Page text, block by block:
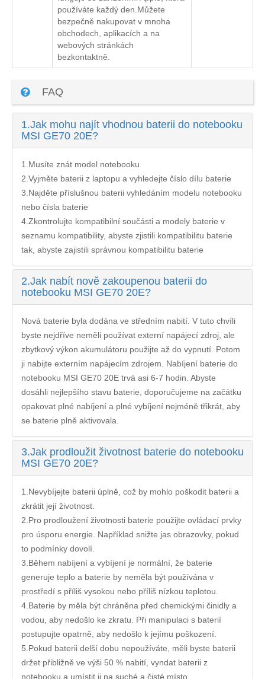
používáte každý den.Můžete
bezpečně nakupovat v mnoha
obchodech, aplikacích a na
webových stránkách
bezkontaktně.
FAQ
1.Jak mohu najít vhodnou baterii do notebooku
MSI GE70 20E?
1.Musíte znát model notebooku
2.Vyjměte baterii z laptopu a vyhledejte číslo dílu baterie
3.Najděte příslušnou baterii vyhledáním modelu notebooku
nebo čísla baterie
4.Zkontrolujte kompatibilní součásti a modely baterie v
seznamu kompatibility, abyste zjistili kompatibilitu baterie
tak, abyste zajistili správnou kompatibilitu baterie
2.Jak nabít nově zakoupenou baterii do
notebooku MSI GE70 20E?
Nová baterie byla dodána ve středním nabití. V tuto chvíli
byste nejdříve neměli používat externí napájecí zdroj, ale
zbytkový výkon akumulátoru použijte až do vypnutí. Potom
ji nabijte externím napájecím zdrojem. Nabíjení baterie do
notebooku MSI GE70 20E trvá asi 6-7 hodin. Abyste
dosáhli nejlepšího stavu baterie, doporučujeme na začátku
opakovat plné nabíjení a plné vybíjení nejméně třikrát, aby
se baterie plně aktivovala.
3.Jak prodloužit životnost baterie do notebooku
MSI GE70 20E?
1.Nevybíjejte baterii úplně, což by mohlo poškodit baterii a
zkrátit její životnost.
2.Pro prodloužení životnosti baterie použijte ovládací prvky
pro úsporu energie. Například snižte jas obrazovky, pokud
to podmínky dovolí.
3.Během nabíjení a vybíjení je normální, že baterie
generuje teplo a baterie by neměla být používána v
prostředí s příliš vysokou nebo příliš nízkou teplotou.
4.Baterie by měla být chráněna před chemickými činidly a
vodou, aby nedošlo ke zkratu. Při manipulaci s baterií
postupujte opatrně, aby nedošlo k jejímu poškození.
5.Pokud baterii delší dobu nepoužíváte, měli byste baterii
držet přibližně ve výši 50 % nabití, vyndat baterii z
notebooku a umístit ji na suché a čisté místo.